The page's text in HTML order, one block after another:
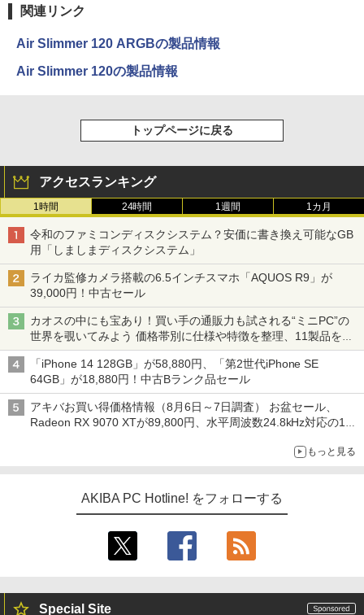
関連リンク
Air Slimmer 120 ARGBの製品情報
Air Slimmer 120の製品情報
トップページに戻る
アクセスランキング
1時間 24時間 1週間 1カ月
令和のファミコンディスクシステム？安価に書き換え可能なGB
用「しましまディスクシステム」
ライカ監修カメラ搭載の6.5インチスマホ「AQUOS R9」が
39,000円！中古セール
カオスの中にも宝あり！買い手の通販力も試される“ミニPC”の
世界を覗いてみよう 価格帯別に仕様や特徴を整理、11製品をピ
ックアップ text by 石川 ひさよし
「iPhone 14 128GB」が58,880円、「第2世代iPhone SE
64GB」が18,880円！中古Bランク品セール
アキバお買い得価格情報（8月6日～7日調査） お盆セール、
Radeon RX 9070 XTが89,800円、水平周波数24.8kHz対応の17
もっと見る
AKIBA PC Hotline! をフォローする
Special Site